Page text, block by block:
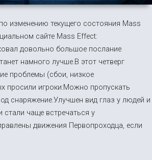
изменению текущего состояния Mass
сайте Mass Effect:
довольно большое послание
намного лучше.В этот четверг
проблемы (сбои, низкое
просили игроки:Можно пропускать
снаряжение.Улучшен вид глаз у людей и
чаще встречаться у
движения Первопроходца, если